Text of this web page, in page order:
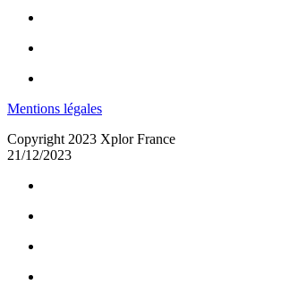
Mentions légales
Copyright 2023 Xplor France
21/12/2023